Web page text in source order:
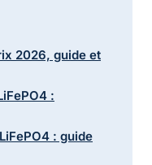
2026, guide et
:
: guide